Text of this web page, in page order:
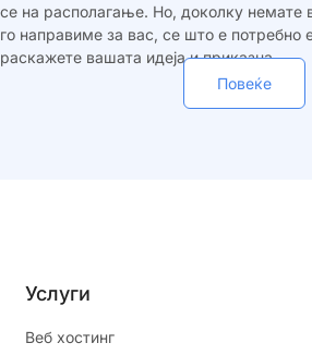
се на располагање. Но, доколку немате
го направиме за вас, се што е потребно
раскажете вашата идеја и приказна.
Повеќе
Услуги
Веб хостинг